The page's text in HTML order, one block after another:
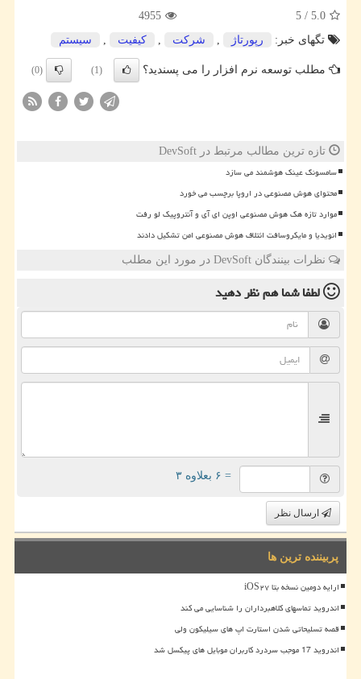
5.0
/
5
4955
تگهای خبر:
رپورتاژ شركت كیفیت سیستم
مطلب توسعه نرم افزار را می پسندید؟ (1)
(0)
تازه ترین مطالب مرتبط در DevSoft
سامسونگ عینک هوشمند می سازد
محتوای هوش مصنوعی در اروپا برچسب می خورد
موارد تازه هک هوش مصنوعی اوپن ای آی و آنتروپیک لو رفت
انویدیا و مایکروسافت ائتلاف هوش مصنوعی امن تشکیل دادند
نظرات بینندگان DevSoft در مورد این مطلب
لطفا شما همنظر دهید
= ۶ بعلاوه ۳
ارسال نظر
پربیننده ترین ها
ارایه دومین نسخه بتا iOS۲۷
اندروید تماسهای کلاهبرداران را شناسایی می کند
قصه تسلیحاتی شدن استارت اپ های سیلیکون ولی
اندروید 17 موجب سردرد کاربران موبایل های پیکسل شد